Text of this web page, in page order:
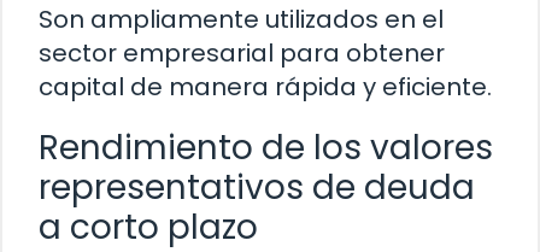
Son ampliamente utilizados en el
sector empresarial para obtener
capital de manera rápida y eficiente.
Rendimiento de los valores
representativos de deuda
a corto plazo